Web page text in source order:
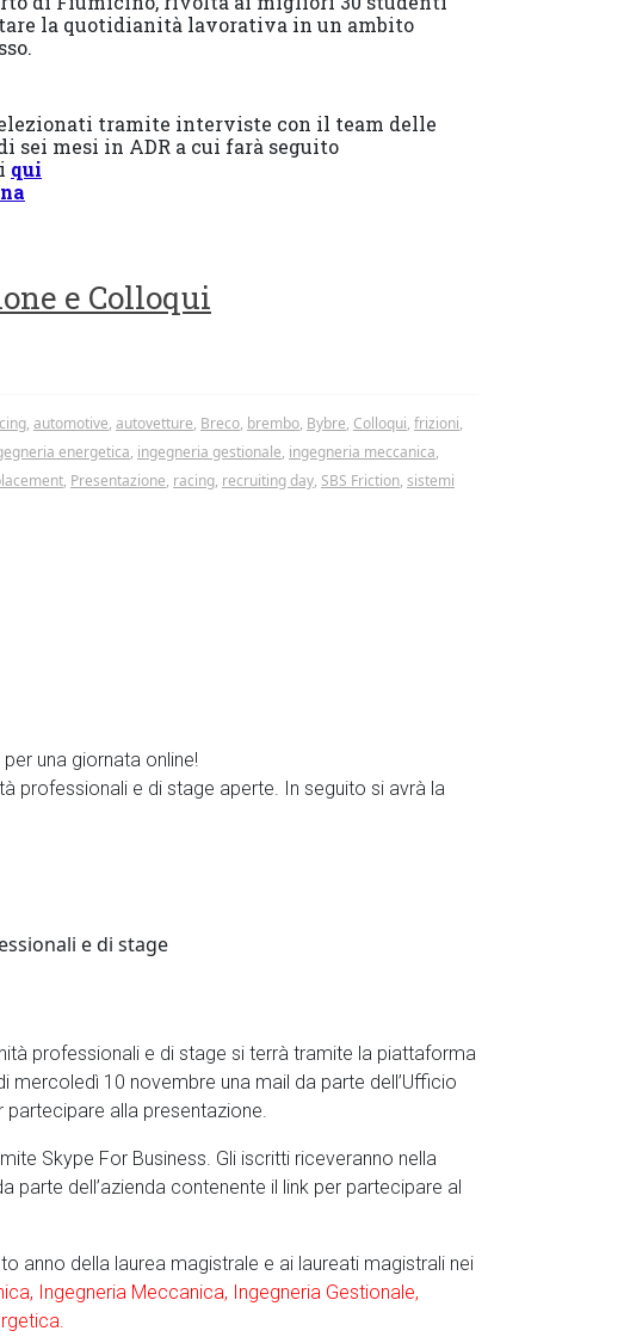
la quotidianità lavorativa in un ambito
tramite interviste con il team delle
sei mesi in ADR a cui farà seguito
qui
e Colloqui
, automotive, autovetture, Breco, brembo, Bybre, Colloqui, frizioni,
energetica, ingegneria gestionale, ingegneria meccanica,
, Presentazione, racing, recruiting day, SBS Friction, sistemi
una giornata online!
professionali e di stage aperte. In seguito si avrà la
e di stage
professionali e di stage si terrà tramite la piattaforma
mercoledì 10 novembre una mail da parte dell’Ufficio
partecipare alla presentazione.
Skype For Business. Gli iscritti riceveranno nella
parte dell’azienda contenente il link per partecipare al
anno della laurea magistrale e ai laureati magistrali nei
Ingegneria Meccanica, Ingegneria Gestionale,